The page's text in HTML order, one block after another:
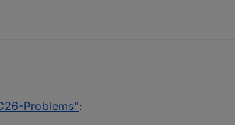
Problems":